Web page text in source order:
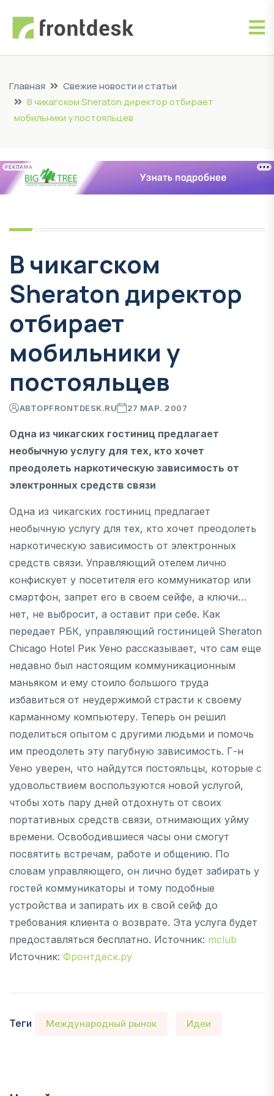
Главная
Свежие новости и статьи
В чикагском Sheraton директор отбирает
мобильники у постояльцев
РЕКЛАМА
В чикагском
Sheraton директор
отбирает
мобильники у
постояльцев
АВТОРFRONTDESK.RU 27 МАР. 2007
Одна из чикагских гостиниц предлагает
необычную услугу для тех, кто хочет
преодолеть наркотическую зависимость от
электронных средств связи
Одна из чикагских гостиниц предлагает
необычную услугу для тех, кто хочет преодолеть
наркотическую зависимость от электронных
средств связи. Управляющий отелем лично
конфискует у посетителя его коммуникатор или
смартфон, запрет его в своем сейфе, а ключи…
нет, не выбросит, а оставит при себе. Как
передает РБК, управляющий гостиницей Sheraton
Chicago Hotel Рик Уено рассказывает, что сам еще
недавно был настоящим коммуникационным
маньяком и ему стоило большого труда
избавиться от неудержимой страсти к своему
карманному компьютеру. Теперь он решил
поделиться опытом с другими людьми и помочь
им преодолеть эту пагубную зависимость. Г-н
Уено уверен, что найдутся постояльцы, которые с
удовольствием воспользуются новой услугой,
чтобы хоть пару дней отдохнуть от своих
портативных средств связи, отнимающих уйму
времени. Освободившиеся часы они смогут
посвятить встречам, работе и общению. По
словам управляющего, он лично будет забирать у
гостей коммуникаторы и тому подобные
устройства и запирать их в свой сейф до
требования клиента о возврате. Эта услуга будет
предоставляться бесплатно. Источник: mclub
Источник: Фронтдеск.ру
Теги Международный рынок Идеи